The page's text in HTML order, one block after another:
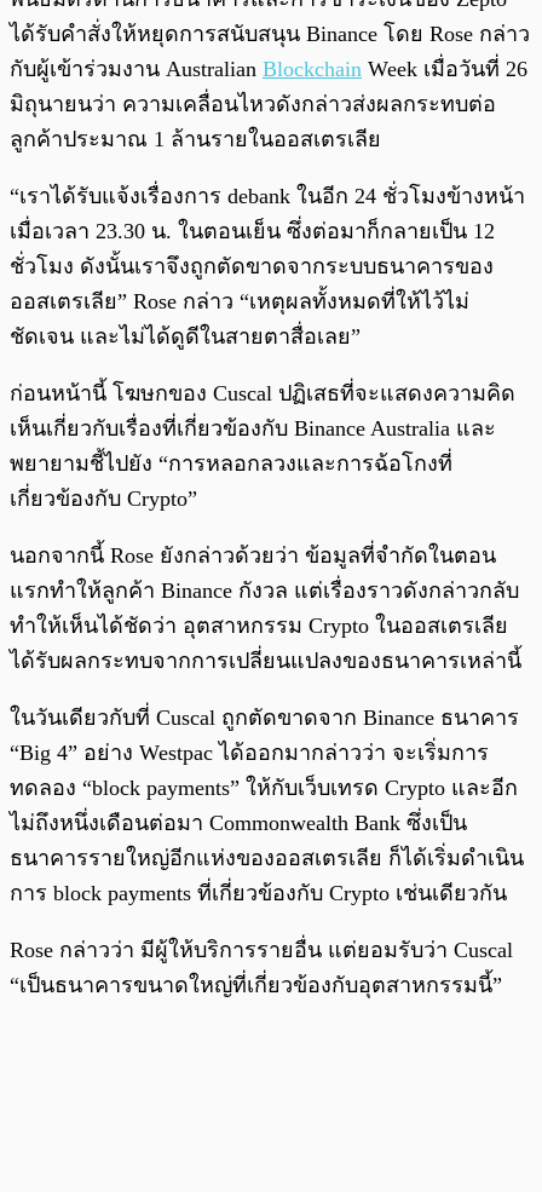
ได้รับคำสั่งให้หยุดการสนับสนุน Binance โดย Rose กล่าว
กับผู้เข้าร่วมงาน Australian Blockchain Week เมื่อวันที่ 26
มิถุนายนว่า ความเคลื่อนไหวดังกล่าวส่งผลกระทบต่อ
ลูกค้าประมาณ 1 ล้านรายในออสเตรเลีย
“เราได้รับแจ้งเรื่องการ debank ในอีก 24 ชั่วโมงข้างหน้า
เมื่อเวลา 23.30 น. ในตอนเย็น ซึ่งต่อมาก็กลายเป็น 12
ชั่วโมง ดังนั้นเราจึงถูกตัดขาดจากระบบธนาคารของ
ออสเตรเลีย” Rose กล่าว “เหตุผลทั้งหมดที่ให้ไว้ไม่
ชัดเจน และไม่ได้ดูดีในสายตาสื่อเลย”
ก่อนหน้านี้ โฆษกของ Cuscal ปฏิเสธที่จะแสดงความคิด
เห็นเกี่ยวกับเรื่องที่เกี่ยวข้องกับ Binance Australia และ
พยายามชี้ไปยัง “การหลอกลวงและการฉ้อโกงที่
เกี่ยวข้องกับ Crypto”
นอกจากนี้ Rose ยังกล่าวด้วยว่า ข้อมูลที่จำกัดในตอน
แรกทำให้ลูกค้า Binance กังวล แต่เรื่องราวดังกล่าวกลับ
ทำให้เห็นได้ชัดว่า อุตสาหกรรม Crypto ในออสเตรเลีย
ได้รับผลกระทบจากการเปลี่ยนแปลงของธนาคารเหล่านี้
ในวันเดียวกับที่ Cuscal ถูกตัดขาดจาก Binance ธนาคาร
“Big 4” อย่าง Westpac ได้ออกมากล่าวว่า จะเริ่มการ
ทดลอง “block payments” ให้กับเว็บเทรด Crypto และอีก
ไม่ถึงหนึ่งเดือนต่อมา Commonwealth Bank ซึ่งเป็น
ธนาคารรายใหญ่อีกแห่งของออสเตรเลีย ก็ได้เริ่มดำเนิน
การ block payments ที่เกี่ยวข้องกับ Crypto เช่นเดียวกัน
Rose กล่าวว่า มีผู้ให้บริการรายอื่น แต่ยอมรับว่า Cuscal
“เป็นธนาคารขนาดใหญ่ที่เกี่ยวข้องกับอุตสาหกรรมนี้”